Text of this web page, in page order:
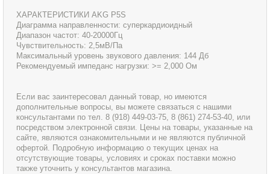
ХАРАКТЕРИСТИКИ AKG P5S
Диаграмма направленности: суперкардиоидный
Диапазон частот: 40-20000Гц
Чувствительность: 2,5мВ/Па
Максимальный уровень звукового давления: 144 Дб
Рекомендуемый импеданс нагрузки: >= 2,000 Ом
Если вас заинтересовал данный товар, но имеются
дополнительные вопросы, вы можете связаться с нашими
консультантами по тел. 8 (918) 449-03-75, 8 (861) 274-53-40, или
посредством электронной связи. Цены на товары, указанные на
сайте, являются ознакомительными и не являются публичной
офертой. Подробную информацию о текущих ценах на
отсутствующие товары, условиях и сроках поставки можно
также уточнить у консультантов магазина.